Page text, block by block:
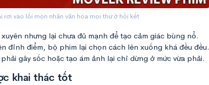
rơi vào lối mòn nhân văn hóa mọi thứ ở hồi kết
nhưng lại chưa đủ mạnh để tạo cảm giác bùng nổ.
đỉnh điểm, bộ phim lại chọn cách lên xuống khá đều đều.
gây sốc hoặc tạo ám ảnh lại chỉ dừng ở mức vừa phải.
khai thác tốt